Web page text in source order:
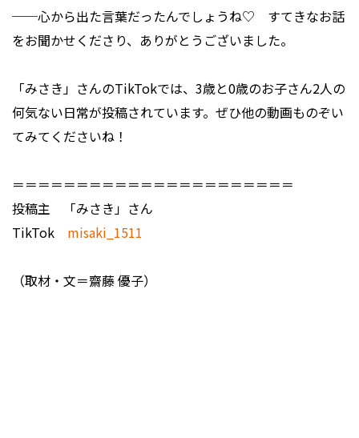
──心から出た言葉だったんでしょうね♡ すてきなお話
をお聞かせくださり、ありがとうございました。
「みさき」さんのTikTokでは、3歳と0歳のお子さん2人の
何気ない日常が投稿されています。ぜひ他の動画ものぞい
てみてくださいね！
＝＝＝＝＝＝＝＝＝＝＝＝＝＝＝＝＝＝＝＝＝＝
投稿主 「みさき」さん
TikTok misaki_1511
（取材・文＝齋藤 優子）